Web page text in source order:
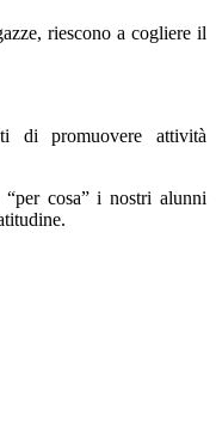
riescono a cogliere il
di promuovere attività
cosa” i nostri alunni